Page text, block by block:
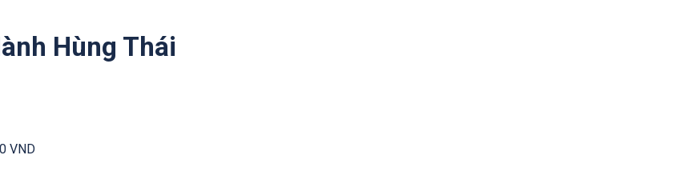
Hùng Thái
VND